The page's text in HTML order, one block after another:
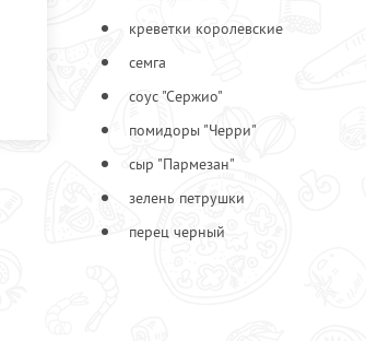
креветки королевские
семга
соус "Сержио"
помидоры "Черри"
сыр "Пармезан"
зелень петрушки
перец черный